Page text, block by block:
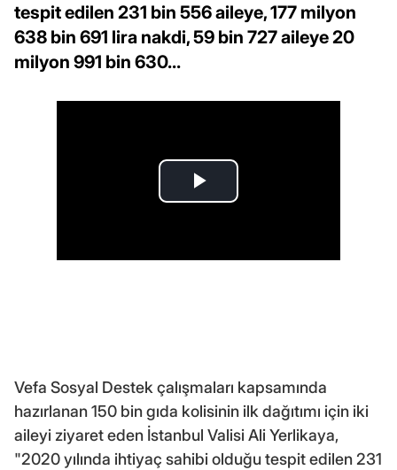
tespit edilen 231 bin 556 aileye, 177 milyon
638 bin 691 lira nakdi, 59 bin 727 aileye 20
milyon 991 bin 630...
Vefa Sosyal Destek çalışmaları kapsamında
hazırlanan 150 bin gıda kolisinin ilk dağıtımı için iki
aileyi ziyaret eden İstanbul Valisi Ali Yerlikaya,
"2020 yılında ihtiyaç sahibi olduğu tespit edilen 231